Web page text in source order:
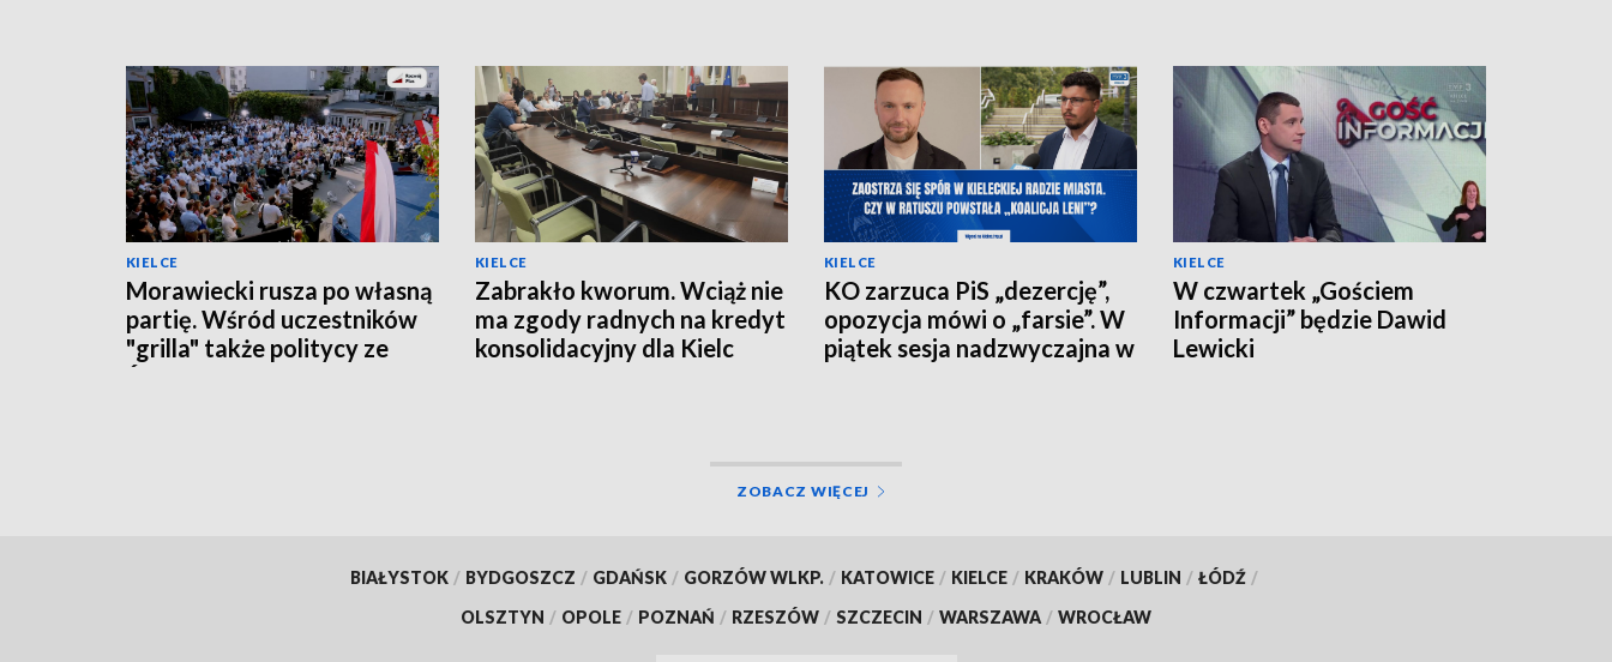
KIELCE
Morawiecki rusza po własną
partię. Wśród uczestników
"grilla" także politycy ze
Świętokrzyskiego
KIELCE
Zabrakło kworum. Wciąż nie
ma zgody radnych na kredyt
konsolidacyjny dla Kielc
KIELCE
KO zarzuca PiS „dezercję”,
opozycja mówi o „farsie”. W
piątek sesja nadzwyczajna w
KIELCE
W czwartek „Gościem
Informacji” będzie Dawid
Lewicki
ZOBACZ WIĘCEJ
BIAŁYSTOK / BYDGOSZCZ / GDAŃSK / GORZÓW WLKP. / KATOWICE / KIELCE / KRAKÓW / LUBLIN / ŁÓDŹ /
OLSZTYN / OPOLE / POZNAŃ / RZESZÓW / SZCZECIN / WARSZAWA / WROCŁAW